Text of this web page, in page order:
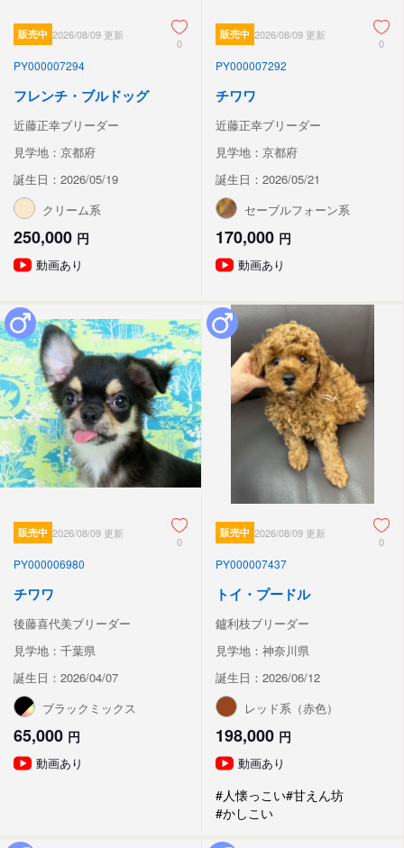
販売中 2026/08/09 更新
0
PY000007294
フレンチ・ブルドッグ
近藤正幸ブリーダー
見学地：京都府
誕生日：2026/05/19
クリーム系
250,000 円
動画あり
販売中 2026/08/09 更新
0
PY000007292
チワワ
近藤正幸ブリーダー
見学地：京都府
誕生日：2026/05/21
セーブルフォーン系
170,000 円
動画あり
販売中 2026/08/09 更新
0
PY000006980
チワワ
後藤喜代美ブリーダー
見学地：千葉県
誕生日：2026/04/07
ブラックミックス
65,000 円
動画あり
販売中 2026/08/09 更新
0
PY000007437
トイ・プードル
鑪利枝ブリーダー
見学地：神奈川県
誕生日：2026/06/12
レッド系（赤色）
198,000 円
動画あり
#人懐っこい#甘えん坊
#かしこい